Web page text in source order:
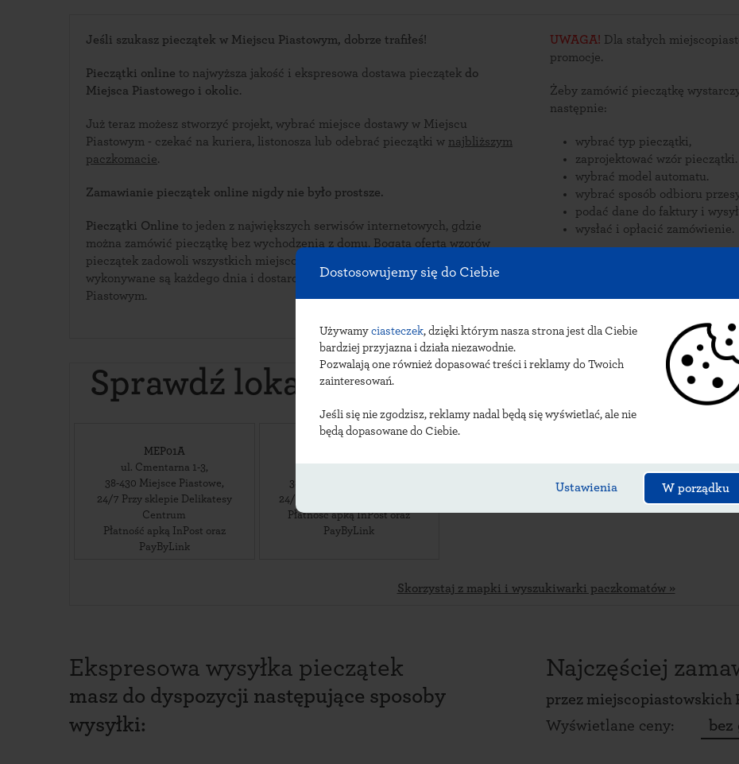
Dostosowujemy się do Ciebie
Używamy ciasteczek, dzięki którym nasza strona jest dla Ciebie
bardziej przyjazna i działa niezawodnie.
Pozwalają one również dopasować treści i reklamy do Twoich
zainteresowań.
Jeśli się nie zgodzisz, reklamy nadal będą się wyświetlać, ale nie
będą dopasowane do Ciebie.
Ustawienia W porządku
Jeśli szukasz pieczątek w Miejscu Piastowym, dobrze trafiłeś!
Pieczątki online to najwyższa jakość i ekspresowa dostawa pieczątek do
Miejsca Piastowego i okolic.
Już teraz możesz stworzyć projekt, wybrać miejsce dostawy w Miejscu
Piastowym - czekać na kuriera, listonosza lub odebrać pieczątki w najbliższym
paczkomacie.
Zamawianie pieczątek online nigdy nie było prostsze.
Pieczątki Online to jeden z największych serwisów internetowych, gdzie
można zamówić pieczątkę bez wychodzenia z domu. Bogata oferta wzorów
pieczątek zadowoli wszystkich miejscopiastowskich klientów. Pieczątki
wykonywane są każdego dnia i dostarczane do paczkomatów w Miejscu
Piastowym.
UWAGA! Dla stałych
promocje.
Żeby zamówić pieczątkę
następnie:
wybrać typ pieczątki,
zaprojektować wzór pieczątki.
wybrać model automatu.
wybrać sposób odbioru
podać dane do faktury i
wysłać i opłacić zamówienie.
Zamów pieczątki online i
Sposób dostawy pieczątek do
wysyłka pocztowa lub
Sprawdź lokalizacje
MEP01A
ul. Cmentarna 1-3,
38-430 Miejsce Piastowe,
24/7 Przy sklepie Delikatesy
Centrum
Płatność apką InPost oraz
PayByLink
38-430
24/7 Pod wiatą przy budynku
Płatność apką InPost oraz
PayByLink
Skorzystaj z mapki i wyszukiwarki paczkomatów »
Ekspresowa wysyłka pieczątek
masz do dyspozycji następujące sposoby
wysyłki:
Najczęściej
przez miejscopiastowskich
Wyświetlane ceny: